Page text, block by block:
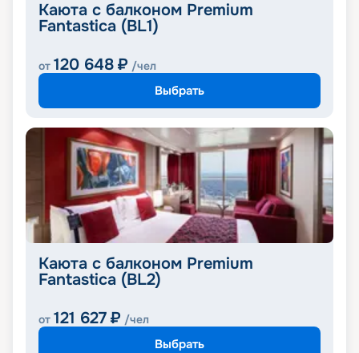
Каюта с балконом Premium
Fantastica (BL1)
от 120 648 ₽ /чел
Выбрать
Каюта с балконом Premium
Fantastica (BL2)
от 121 627 ₽ /чел
Выбрать